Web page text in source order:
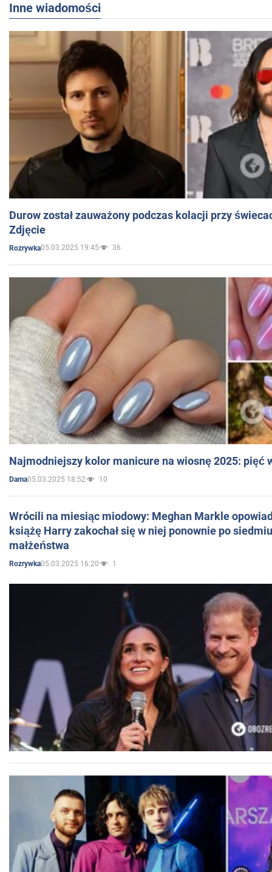
Inne wiadomości
Durow został zauważony podczas kolacji przy
Zdjęcie
Rozrywka05.03.2025 19:45 36
Najmodniejszy kolor manicure na wiosnę 2025: pięć
Dama05.03.2025 18:52 10
Wrócili na miesiąc miodowy: Meghan Markle
książę Harry zakochał się w niej ponownie po
małżeństwa
Rozrywka05.03.2025 16:20 1